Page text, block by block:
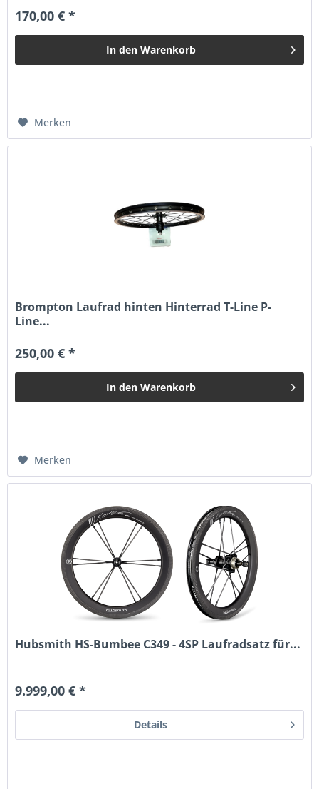
170,00 € *
In den Warenkorb
Merken
Brompton Laufrad hinten Hinterrad T-Line P-
Line...
250,00 € *
In den Warenkorb
Merken
Hubsmith HS-Bumbee C349 - 4SP Laufradsatz für...
9.999,00 € *
Details